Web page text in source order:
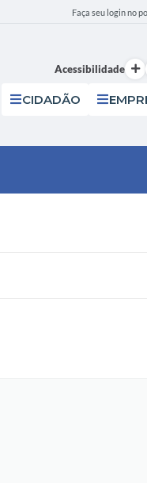
Faça seu login no
Acessibilidade
CIDADÃO